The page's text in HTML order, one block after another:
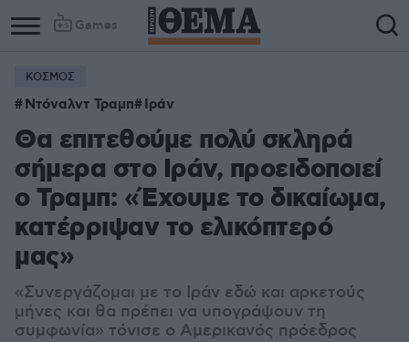
Games
ΚΟΣΜΟΣ
Ντόναλντ Τραμπ Ιράν
Θα επιτεθούμε πολύ σκληρά
σήμερα στο Ιράν, προειδοποιεί
ο Τραμπ: «Έχουμε το δικαίωμα,
κατέρριψαν το ελικόπτερό
μας»
«Συνεργάζομαι με το Ιράν εδώ και αρκετούς
μήνες και θα πρέπει να υπογράψουν τη
συμφωνία» τόνισε ο Αμερικανός πρόεδρος